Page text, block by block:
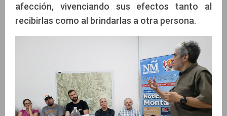
afección, vivenciando sus efectos tanto al
recibirlas como al brindarlas a otra persona.